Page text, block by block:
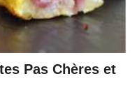
Pas Chères et